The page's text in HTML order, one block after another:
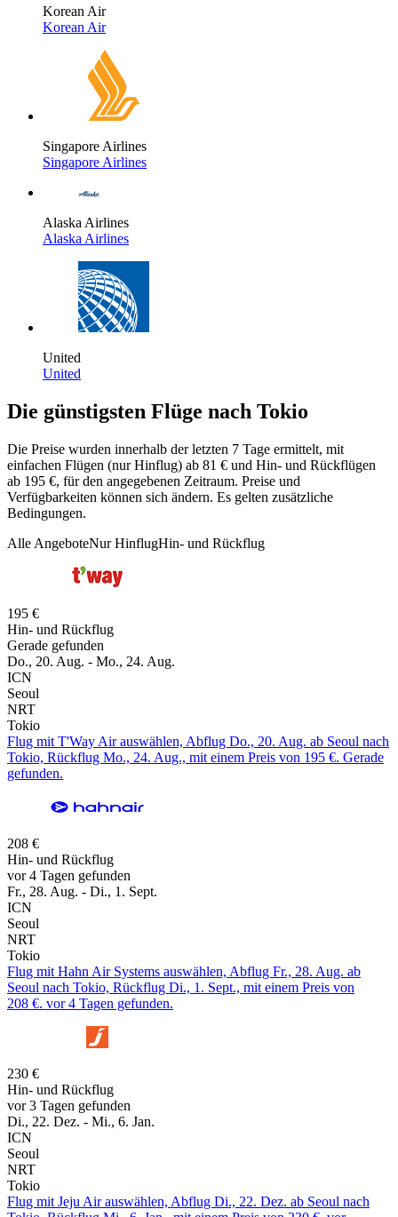
Korean Air
Korean Air
Singapore Airlines
Singapore Airlines
Alaska Airlines
Alaska Airlines
United
United
Die günstigsten Flüge nach Tokio
Die Preise wurden innerhalb der letzten 7 Tage ermittelt, mit
einfachen Flügen (nur Hinflug) ab 81 € und Hin- und Rückflügen
ab 195 €, für den angegebenen Zeitraum. Preise und
Verfügbarkeiten können sich ändern. Es gelten zusätzliche
Bedingungen.
Alle AngeboteNur HinflugHin- und Rückflug
195 €
Hin- und Rückflug
Gerade gefunden
Do., 20. Aug. - Mo., 24. Aug.
ICN
Seoul
NRT
Tokio
Flug mit T'Way Air auswählen, Abflug Do., 20. Aug. ab Seoul nach
Tokio, Rückflug Mo., 24. Aug., mit einem Preis von 195 €. Gerade
gefunden.
208 €
Hin- und Rückflug
vor 4 Tagen gefunden
Fr., 28. Aug. - Di., 1. Sept.
ICN
Seoul
NRT
Tokio
Flug mit Hahn Air Systems auswählen, Abflug Fr., 28. Aug. ab
Seoul nach Tokio, Rückflug Di., 1. Sept., mit einem Preis von
208 €. vor 4 Tagen gefunden.
230 €
Hin- und Rückflug
vor 3 Tagen gefunden
Di., 22. Dez. - Mi., 6. Jan.
ICN
Seoul
NRT
Tokio
Flug mit Jeju Air auswählen, Abflug Di., 22. Dez. ab Seoul nach